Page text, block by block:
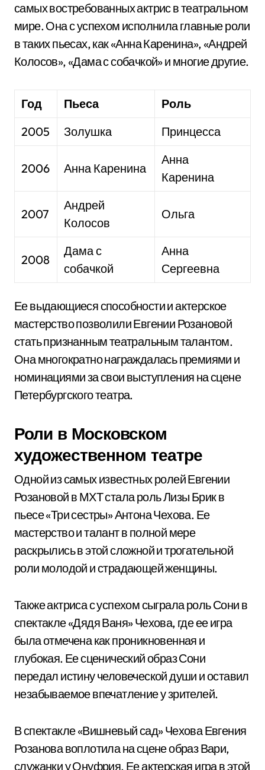
самых востребованных актрис в театральном
мире. Она с успехом исполнила главные роли
в таких пьесах, как «Анна Каренина», «Андрей
Колосов», «Дама с собачкой» и многие другие.
Год Пьеса
Роль
2005
Золушка Принцесса
2006 Анна Каренина
Анна
Каренина
2007
Андрей
Колосов
Ольга
2008
Дама с
собачкой
Анна
Сергеевна
Ее выдающиеся способности и актерское
мастерство позволили Евгении Розановой
стать признанным театральным талантом.
Она многократно награждалась премиями и
номинациями за свои выступления на сцене
Петербургского театра.
Роли в Московском
художественном театре
Одной из самых известных ролей Евгении
Розановой в МХТ стала роль Лизы Брик в
пьесе «Три сестры» Антона Чехова. Ее
мастерство и талант в полной мере
раскрылись в этой сложной и трогательной
роли молодой и страдающей женщины.
Также актриса с успехом сыграла роль Сони в
спектакле «Дядя Ваня» Чехова, где ее игра
была отмечена как проникновенная и
глубокая. Ее сценический образ Сони
передал истину человеческой души и оставил
незабываемое впечатление у зрителей.
В спектакле «Вишневый сад» Чехова Евгения
Розанова воплотила на сцене образ Вари,
служанки у Онуфрия. Ее актерская игра в этой